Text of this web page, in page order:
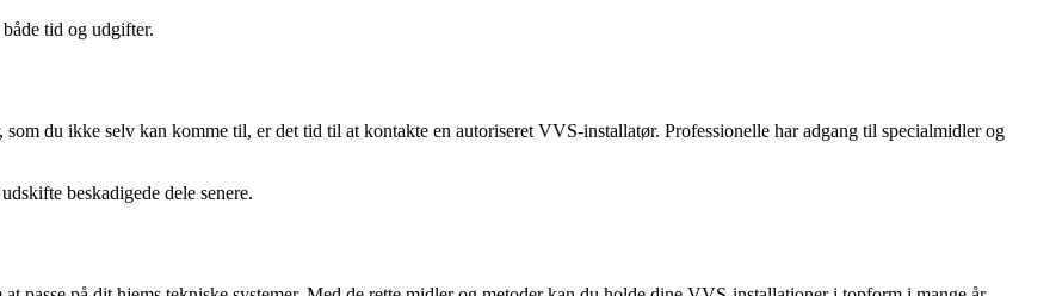
tid og udgifter.
du ikke selv kan komme til, er det tid til at kontakte en autoriseret VVS-installatør. Professionelle har adgang til specialmidler og
beskadigede dele senere.